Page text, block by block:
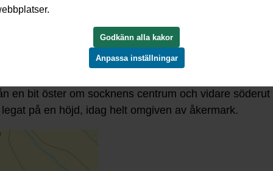
på en höjd omgiven av åkermark öster om
en bit öster om socknens centrum och vidare
på en höjd, idag helt omgiven av åkermark.
Godkänn alla kakor
Anpassa inställningar